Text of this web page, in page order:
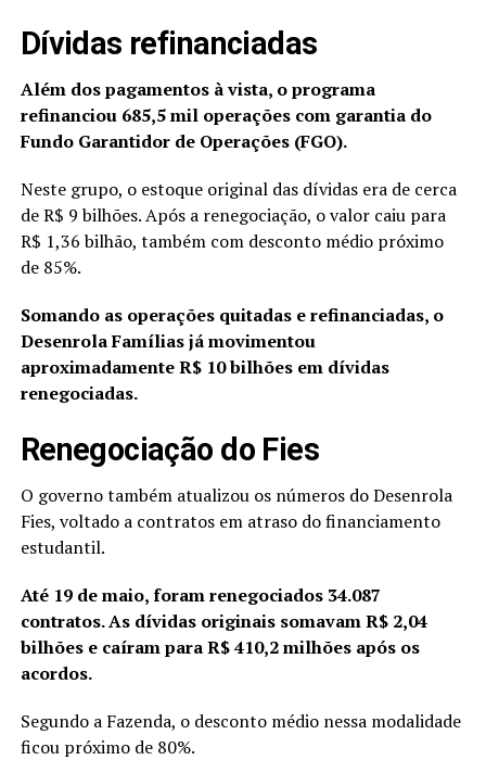
Dívidas refinanciadas
Além dos pagamentos à vista, o programa
refinanciou 685,5 mil operações com garantia do
Fundo Garantidor de Operações (FGO).
Neste grupo, o estoque original das dívidas era de cerca
de R$ 9 bilhões. Após a renegociação, o valor caiu para
R$ 1,36 bilhão, também com desconto médio próximo
de 85%.
Somando as operações quitadas e refinanciadas, o
Desenrola Famílias já movimentou
aproximadamente R$ 10 bilhões em dívidas
renegociadas.
Renegociação do Fies
O governo também atualizou os números do Desenrola
Fies, voltado a contratos em atraso do financiamento
estudantil.
Até 19 de maio, foram renegociados 34.087
contratos. As dívidas originais somavam R$ 2,04
bilhões e caíram para R$ 410,2 milhões após os
acordos.
Segundo a Fazenda, o desconto médio nessa modalidade
ficou próximo de 80%.